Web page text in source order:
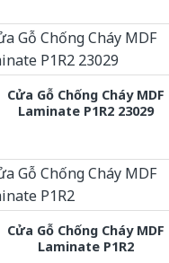
Cửa Gỗ Chống Cháy MDF
Laminate P1R2 23029
Cửa Gỗ Chống Cháy MDF
Laminate P1R2